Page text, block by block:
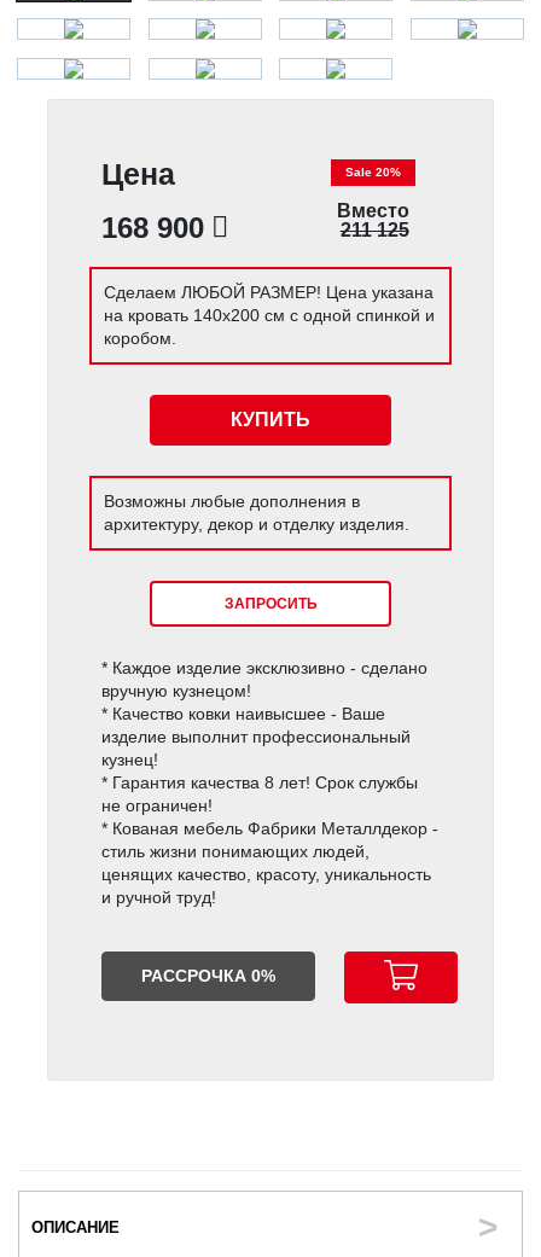
Цена
168 900
Sale 20%
Вместо
211 125
Сделаем ЛЮБОЙ РАЗМЕР! Цена указана
на кровать 140х200 см с одной спинкой и
коробом.
КУПИТЬ
Возможны любые дополнения в
архитектуру, декор и отделку изделия.
ЗАПРОСИТЬ
* Каждое изделие эксклюзивно - сделано
вручную кузнецом!
* Качество ковки наивысшее - Ваше
изделие выполнит профессиональный
кузнец!
* Гарантия качества 8 лет! Срок службы
не ограничен!
* Кованая мебель Фабрики Металлдекор -
стиль жизни понимающих людей,
ценящих качество, красоту, уникальность
и ручной труд!
РАССРОЧКА 0%
ОПИСАНИЕ